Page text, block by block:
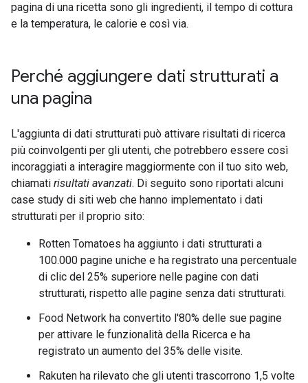
pagina di una ricetta sono gli ingredienti, il tempo di cottura
e la temperatura, le calorie e così via.
Perché aggiungere dati strutturati a
una pagina
L'aggiunta di dati strutturati può attivare risultati di ricerca
più coinvolgenti per gli utenti, che potrebbero essere così
incoraggiati a interagire maggiormente con il tuo sito web,
chiamati risultati avanzati. Di seguito sono riportati alcuni
case study di siti web che hanno implementato i dati
strutturati per il proprio sito:
Rotten Tomatoes ha aggiunto i dati strutturati a
100.000 pagine uniche e ha registrato una percentuale
di clic del 25% superiore nelle pagine con dati
strutturati, rispetto alle pagine senza dati strutturati.
Food Network ha convertito l'80% delle sue pagine
per attivare le funzionalità della Ricerca e ha
registrato un aumento del 35% delle visite.
Rakuten ha rilevato che gli utenti trascorrono 1,5 volte